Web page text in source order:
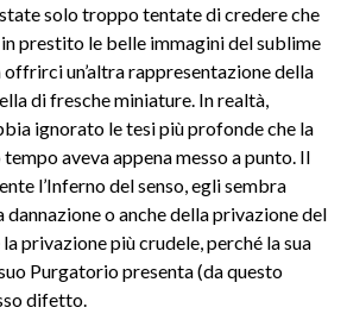
solo troppo tentate di credere che
prestito le belle immagini del sublime
offrirci un’altra rappresentazione della
di fresche miniature. In realtà,
ignorato le tesi più profonde che la
aveva appena messo a punto. Il
l’Inferno del senso, egli sembra
dannazione o anche della privazione del
privazione più crudele, perché la sua
Purgatorio presenta (da questo
difetto.